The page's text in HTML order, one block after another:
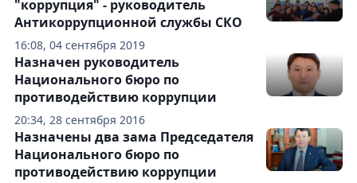
16:08, 04 сентября 2019
"коррупция" - руководитель
Антикоррупционной службы СКО
20:34, 28 сентября 2016
Назначен руководитель
Национального бюро по
противодействию коррупции
Назначены два зама Председателя
Национального бюро по
противодействию коррупции